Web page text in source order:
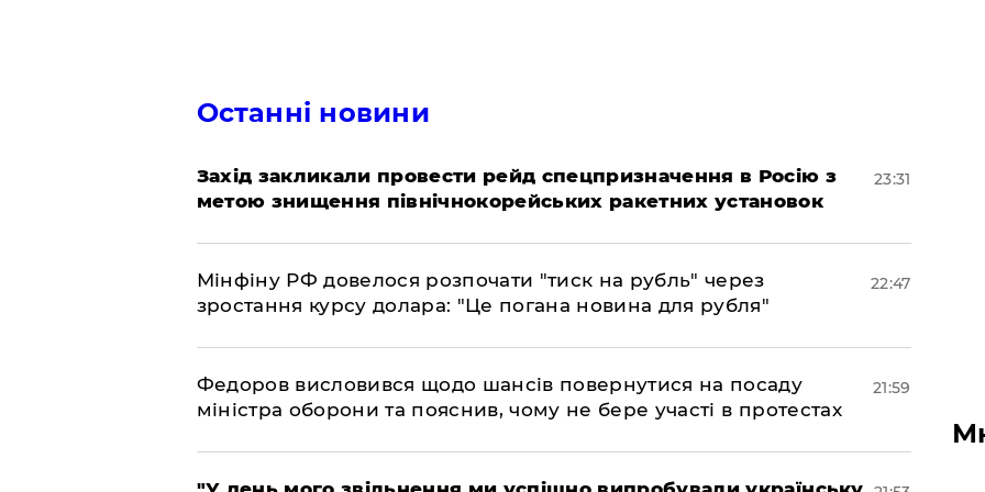
Останні новини
​Захід закликали провести рейд спецпризначення в Росію з
метою знищення північнокорейських ракетних установок
23:31
​Мінфіну РФ довелося розпочати "тиск на рубль" через
зростання курсу долара: "Це погана новина для рубля"
22:47
​Федоров висловився щодо шансів повернутися на посаду
міністра оборони та пояснив, чому не бере участі в протестах
21:59